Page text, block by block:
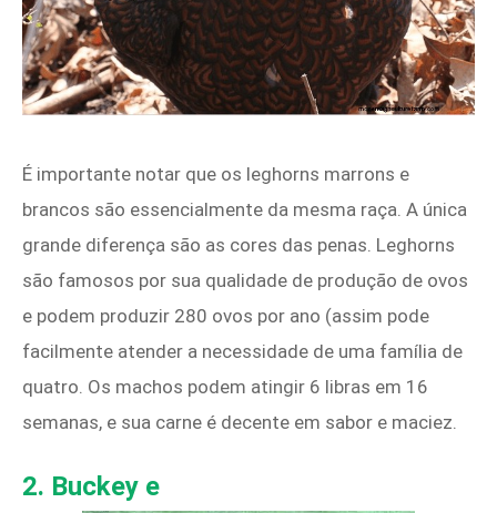
É importante notar que os leghorns marrons e
brancos são essencialmente da mesma raça. A única
grande diferença são as cores das penas. Leghorns
são famosos por sua qualidade de produção de ovos
e podem produzir 280 ovos por ano (assim pode
facilmente atender a necessidade de uma família de
quatro. Os machos podem atingir 6 libras em 16
semanas, e sua carne é decente em sabor e maciez.
2. Buckey e